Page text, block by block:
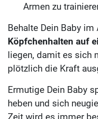
Armen zu
Behalte Dein Baby im
Köpfchenhalten auf
liegen, damit es sich
plötzlich die Kraft
Ermutige Dein Baby
heben und sich
Zeit wird es immer